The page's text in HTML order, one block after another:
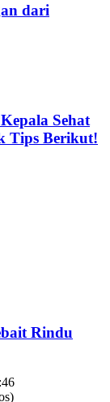
dari
Sehat
Tips Berikut!
Rindu